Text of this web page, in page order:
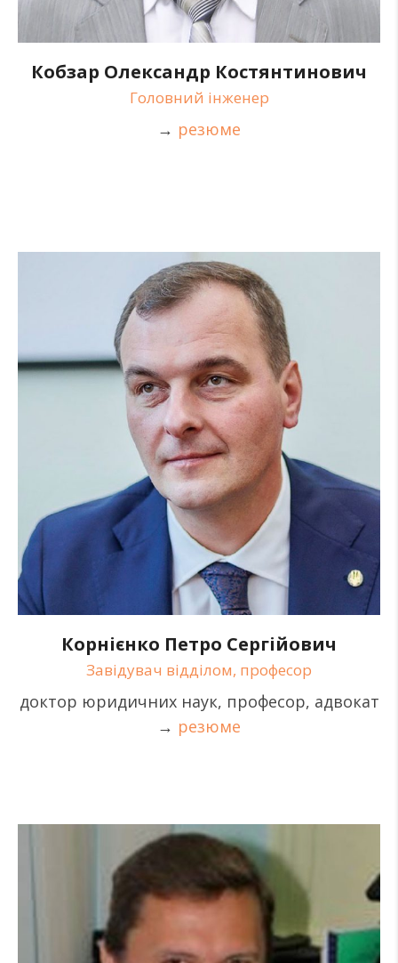
Кобзар Олександр Костянтинович
Головний інженер
→ резюме
Корнієнко Петро Сергійович
Завідувач відділом, професор
доктор юридичних наук, професор, адвокат
→ резюме